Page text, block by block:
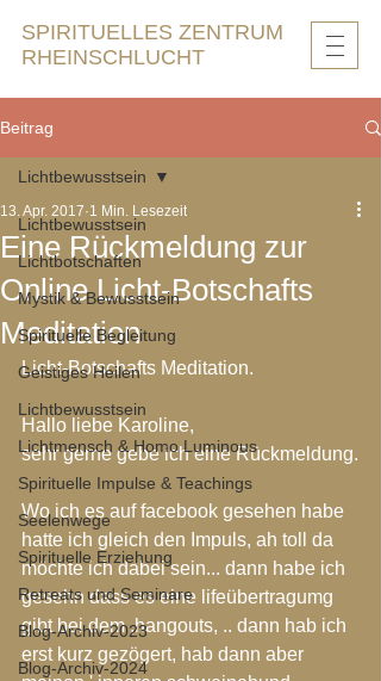
SPIRITUELLES ZENTRUM
RHEINSCHLUCHT
Beitrag
Lichtbewusstsein
Lichtbotschaften
Mystik & Bewusstsein
Spirituelle Begleitung
Geistiges Heilen
Lichtbewusstsein
Lichtmensch & Homo Luminous
Spirituelle Impulse & Teachings
Seelenwege
Spirituelle Erziehung
Retreats und Seminare
Blog-Archiv-2023
Blog-Archiv-2024
Lichtbewusstsein
Eine Rückmeldung zur
Online Licht-Botschafts
Meditation
13. Apr. 2017 1 Min. Lesezeit
Licht-Botschafts Meditation.
Hallo liebe Karoline,
sehr gerne gebe ich eine Rückmeldung.
Wo ich es auf facebook gesehen habe
hatte ich gleich den Impuls, ah toll da
möchte ich dabei sein... dann habe ich
gesehn dass es eine lifeübertragumg
gibt bei dem ,hangouts, .. dann hab ich
erst kurz gezögert, hab dann aber